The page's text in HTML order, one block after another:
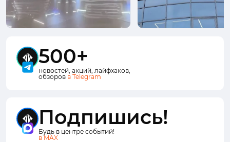
500+
новостей, акций, лайфхаков,
обзоров в Telegram
Подпишись!
Будь в центре событий!
в MAX